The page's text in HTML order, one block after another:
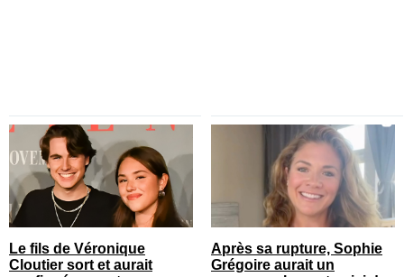
Le fils de Véronique
Cloutier sort et aurait
Après sa rupture, Sophie
Grégoire aurait un